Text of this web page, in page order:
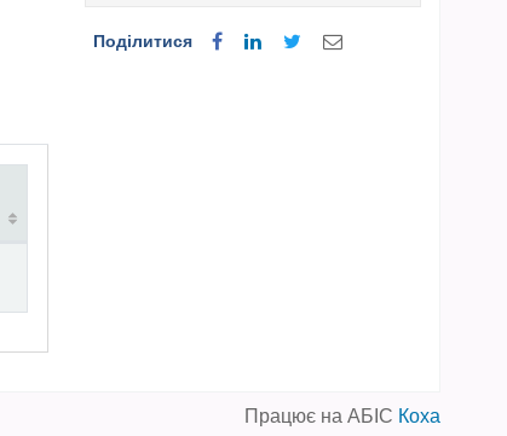
Поділитися
Працює на АБІС Коха